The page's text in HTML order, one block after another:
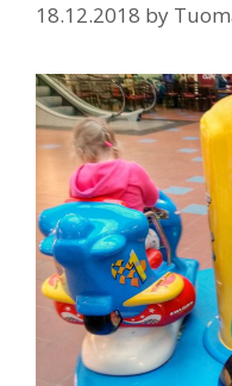
18.12.2018 by